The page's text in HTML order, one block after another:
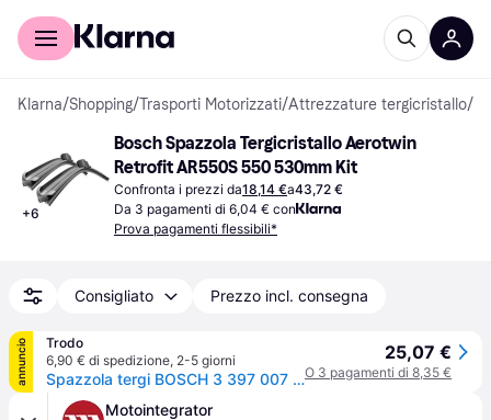
Per il tuo shopping
Klarna/Shopping/Trasporti Motorizzati/Attrezzature tergicristallo/
+6
Bosch Spazzola Tergicristallo Aerotwin
Retrofit AR550S 550 530mm Kit
Confronta i prezzi da18,14 €a43,72 €
Da 3 pagamenti di 6,04 € con
Prova pagamenti flessibili*
Consigliato Prezzo incl. consegna
annuncio
Trodo
6,90 € di spedizione, 2-5 giorni
Spazzola tergi BOSCH 3 397 007 045
25,07 €
O 3 pagamenti di 8,35 €
Motointegrator